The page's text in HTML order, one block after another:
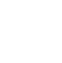
ーザーです